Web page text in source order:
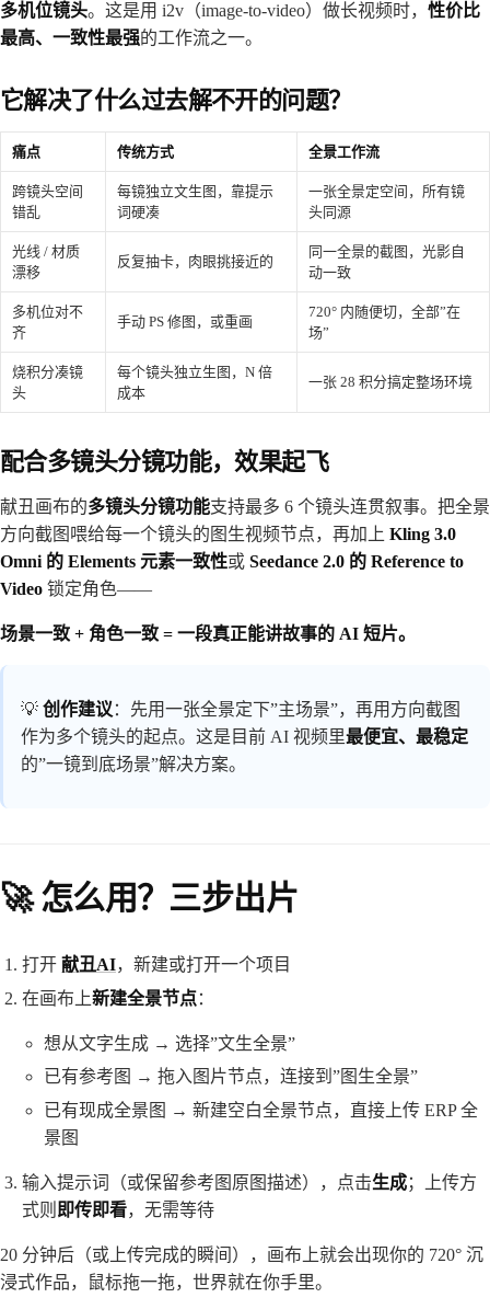
多机位镜头。这是用 i2v（image-to-video）做长视频时， 性价比
最高、一致性最强的工作流之一。
它解决了什么过去解不开的问题？
痛点 传统方式 全景工作流
跨镜头空间
错乱
每镜独立文生图，靠提示
词硬凑
一张全景定空间，所有镜
头同源
光线 / 材质
漂移
反复抽卡，肉眼挑接近的
同一全景的截图，光影自
动一致
多机位对不
齐
手动 PS 修图，或重画
720° 内随便切，全部”在
场”
烧积分凑镜
头
每个镜头独立生图，N 倍
成本
一张 28 积分搞定整场环境
配合多镜头分镜功能，效果起飞
献丑画布的多镜头分镜功能支持最多 6 个镜头连贯叙事。把全景
方向截图喂给每一个镜头的图生视频节点，再加上 Kling 3.0
Omni 的 Elements 元素一致性或 Seedance 2.0 的 Reference to
Video 锁定角色——
场景一致 + 角色一致 = 一段真正能讲故事的 AI 短片。
💡 创作建议 ：先用一张全景定下”主场景”，再用方向截图
作为多个镜头的起点。这是目前 AI 视频里最便宜、最稳定
的”一镜到底场景”解决方案。
🚀 怎么用？三步出片
打开 献丑AI，新建或打开一个项目
在画布上新建全景节点：
想从文字生成 → 选择”文生全景”
已有参考图 → 拖入图片节点，连接到”图生全景”
已有现成全景图 → 新建空白全景节点，直接上传 ERP 全
景图
输入提示词（或保留参考图原图描述），点击生成；上传方
式则 即传即看，无需等待
20 分钟后（或上传完成的瞬间），画布上就会出现你的 720° 沉
浸式作品，鼠标拖一拖，世界就在你手里。